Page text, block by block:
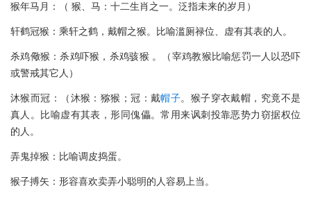
猴年马月：（ 猴、马：十二生肖之一。泛指未来的岁月）
轩鹤冠猴：乘轩之鹤，戴帽之猴。比喻滥厕禄位、虚有其表的人。
杀鸡儆猴：杀鸡吓猴，杀鸡骇猴 。（宰鸡教猴比喻惩罚一人以恐吓
或警戒其它人）
沐猴而冠：（沐猴：猕猴；冠：戴帽子。猴子穿衣戴帽，究竟不是
真人。比喻虚有其表，形同傀儡。常用来讽刺投靠恶势力窃据权位
的人。
弄鬼掉猴：比喻调皮捣蛋。
猴子搏矢：形容喜欢卖弄小聪明的人容易上当。